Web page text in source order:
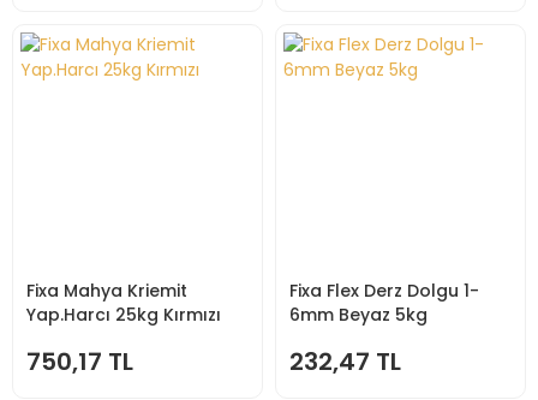
Fixa Mahya Kriemit
Yap.Harcı 25kg Kırmızı
750,17 TL
Fixa Flex Derz Dolgu 1-
6mm Beyaz 5kg
232,47 TL